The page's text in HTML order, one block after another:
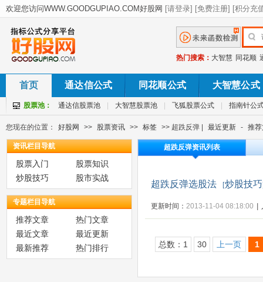
热门搜索： 大智慧 同花顺
首页 通达信公式 同花顺公式 大智慧公式
股票池： 通达信股票池 大智慧股票池 飞狐股票公式 指南针公
您现在的位置： 好股网 >> 股票资讯 >> 标签 >> 超跌反弹 | 最近更新 - 推
资讯栏目导航
股票入门
股票知识
炒股技巧
股市实战
专题栏目导航
推荐文章
热门文章
最近文章
最近更新
最新推荐
热门排行
超跌反弹资讯列表
超跌反弹选股法 [炒股技巧
更新时间： 2013-11-04 08:18:00
总数：1 30 上一页 1